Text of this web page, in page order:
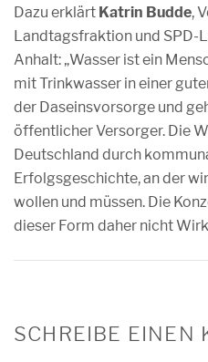
Dazu erklärt Katrin Budde,
Landtagsfraktion und SPD-
Anhalt: „Wasser ist ein
mit Trinkwasser in einer
der Daseinsvorsorge und
öffentlicher Versorger. Die
Deutschland durch
Erfolgsgeschichte, an der
wollen und müssen. Die
dieser Form daher nicht
SCHREIBE EINEN